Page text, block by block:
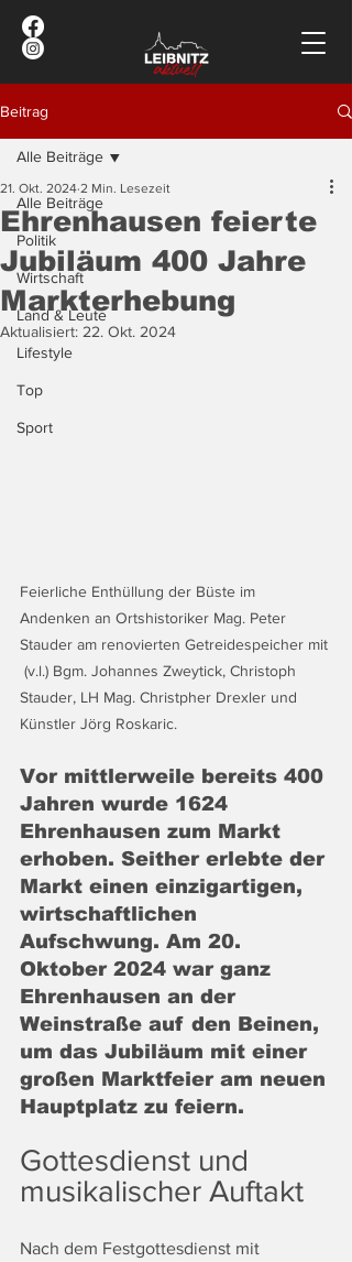
Beitrag
Alle Beiträge
Politik
Wirtschaft
Land & Leute
Lifestyle
Top
Sport
Alle Beiträge
Ehrenhausen feierte
Jubiläum 400 Jahre
Markterhebung
21. Okt. 2024 2 Min. Lesezeit
Aktualisiert: 22. Okt. 2024
Feierliche Enthüllung der Büste im
Andenken an Ortshistoriker Mag. Peter
Stauder am renovierten Getreidespeicher mit
(v.l.) Bgm. Johannes Zweytick, Christoph
Stauder, LH Mag. Christpher Drexler und
Künstler Jörg Roskaric.
Vor mittlerweile bereits 400
Jahren wurde 1624
Ehrenhausen zum Markt
erhoben. Seither erlebte der
Markt einen einzigartigen,
wirtschaftlichen
Aufschwung. Am 20.
Oktober 2024 war ganz
Ehrenhausen an der
Weinstraße auf den Beinen,
um das Jubiläum mit einer
großen Marktfeier am neuen
Hauptplatz zu feiern.
Gottesdienst und
musikalischer Auftakt
Nach dem Festgottesdienst mit